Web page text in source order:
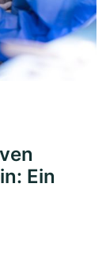
Ein